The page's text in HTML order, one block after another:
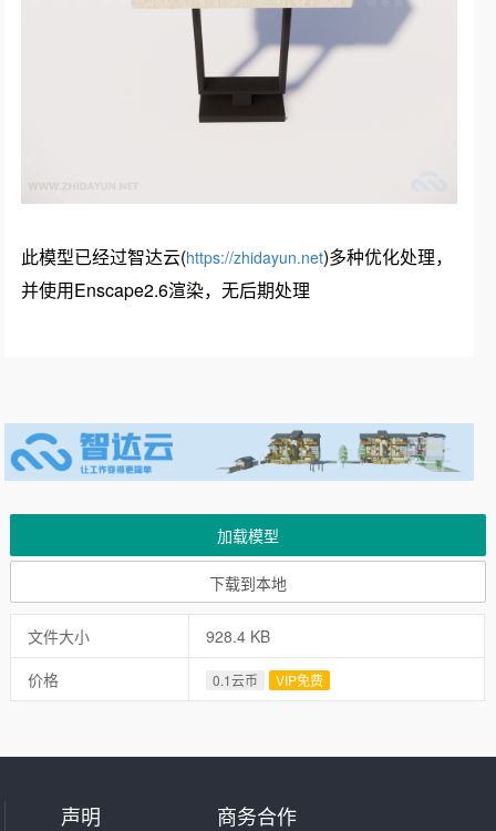
此模型已经过智达云(https://zhidayun.net)多种优化处理，
并使用Enscape2.6渲染，无后期处理
加载模型
下载到本地
文件大小
928.4 KB
价格
0.1云币 VIP免费
声明 商务合作